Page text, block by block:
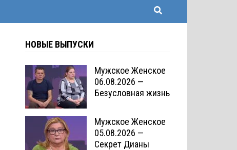
НОВЫЕ ВЫПУСКИ
Мужское Женское
06.08.2026 —
Безусловная жизнь
Мужское Женское
05.08.2026 —
Секрет Дианы